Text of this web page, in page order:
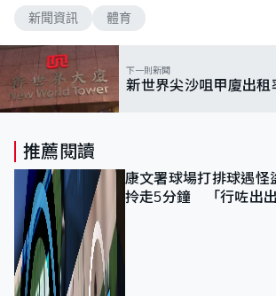
新聞資訊 體育
下一則新聞
新世界尖沙咀甲廈出
推薦閱讀
康文署球場打排球遇
拎走5分鐘 「行咗出出